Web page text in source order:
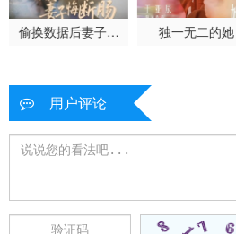
偷换数据后妻子悔
独一无二的她
用户评论